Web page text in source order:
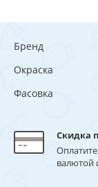
Бренд
Окраска
Фасовка
Скидка
валютой